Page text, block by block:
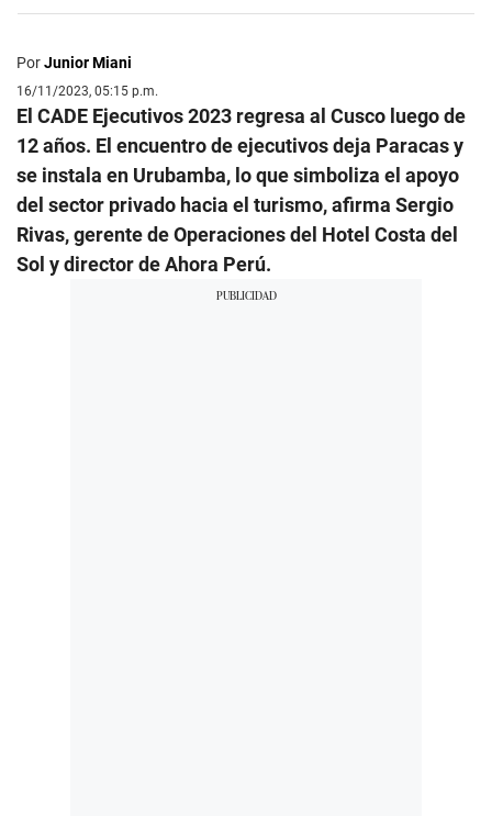
PorJunior Miani
16/11/2023, 05:15 p.m.
El CADE Ejecutivos 2023 regresa al Cusco luego de
12 años. El encuentro de ejecutivos deja Paracas y
se instala en Urubamba, lo que simboliza el apoyo
del sector privado hacia el turismo, afirma Sergio
Rivas, gerente de Operaciones del Hotel Costa del
Sol y director de Ahora Perú.